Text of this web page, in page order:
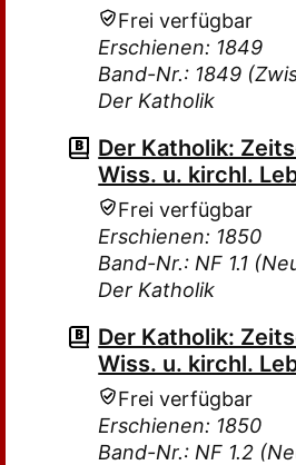
Frei verfügbar
Erschienen: 1849
Band-Nr.: 1849
Der Katholik
Der Katholik:
Wiss. u. kirchl.
Frei verfügbar
Erschienen: 1850
Band-Nr.: NF 1.1
Der Katholik
Der Katholik:
Wiss. u. kirchl.
Frei verfügbar
Erschienen: 1850
Band-Nr.: NF 1.2